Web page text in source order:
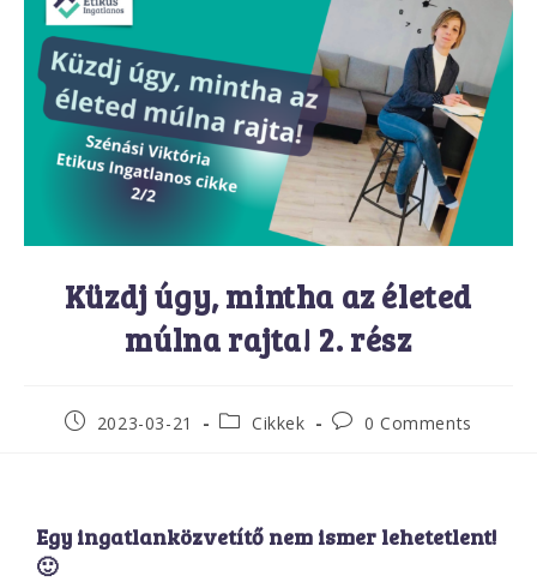
Küzdj úgy, mintha az életed
múlna rajta! 2. rész
2023-03-21 Cikkek 0 Comments
Egy ingatlanközvetítő nem ismer lehetetlent!
🙂